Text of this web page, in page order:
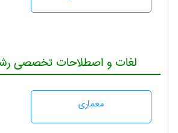
لغات و اصطلاحات تخصصی
معماری